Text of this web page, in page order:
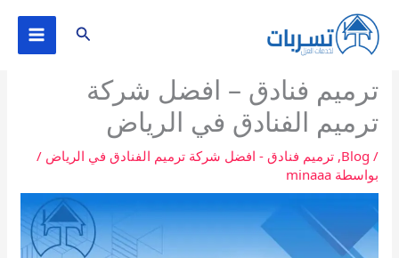
المحتوى
البحث
ترميم فنادق – افضل شركة
ترميم الفنادق في الرياض
/
Blog
,ترميم فنادق - افضل شركة ترميم الفنادق في الرياض /
بواسطة minaaa